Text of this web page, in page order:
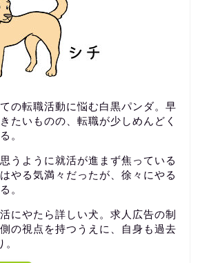
の転職活動に悩む白黒パンダ。早
たいものの、転職が少しめんどく
。
うように就活が進まず焦っている
やる気満々だったが、徐々にやる
。
にやたら詳しい犬。求人広告の制
の視点を持つうえに、自身も過去